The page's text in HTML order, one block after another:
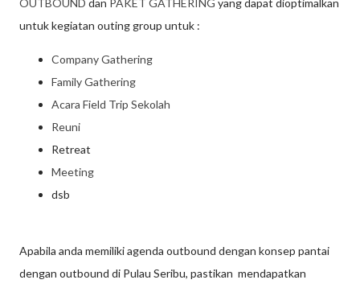
OUTBOUND dan PAKET GATHERING yang dapat dioptimalkan
untuk kegiatan outing group untuk :
Company Gathering
Family Gathering
Acara Field Trip Sekolah
Reuni
Retreat
Meeting
dsb
Apabila anda memiliki agenda outbound dengan konsep pantai
dengan outbound di Pulau Seribu, pastikan mendapatkan